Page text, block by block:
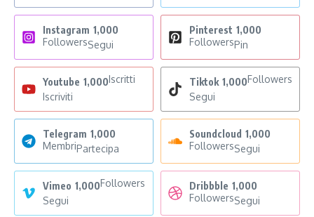
Instagram 1,000
FollowersSegui
Pinterest 1,000
FollowersPin
Youtube 1,000Iscritti
Iscriviti
Tiktok 1,000Followers
Segui
Telegram 1,000
MembriPartecipa
Soundcloud 1,000
FollowersSegui
Vimeo 1,000Followers
Segui
Dribbble 1,000
FollowersSegui